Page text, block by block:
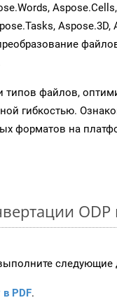
Aspose.3D,
типов файлов,
гибкостью.
форматов на
ODP
следующие
в PDF.